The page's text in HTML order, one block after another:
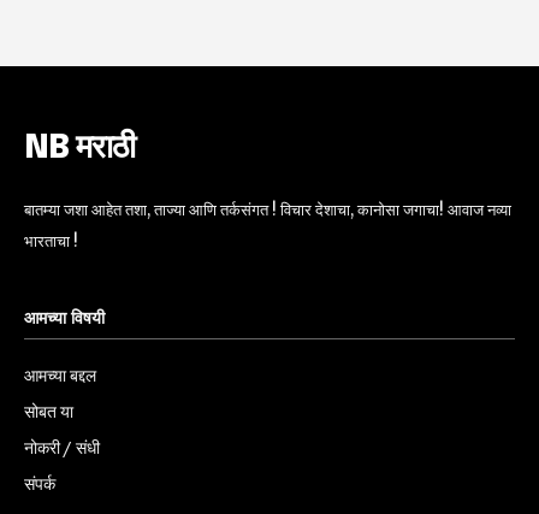
NB मराठी
बातम्या जशा आहेत तशा, ताज्या आणि तर्कसंगत ! विचार देशाचा, कानोसा जगाचा! आवाज नव्या
भारताचा !
आमच्या विषयी
आमच्या बद्दल
सोबत या
नोकरी / संधी
संपर्क